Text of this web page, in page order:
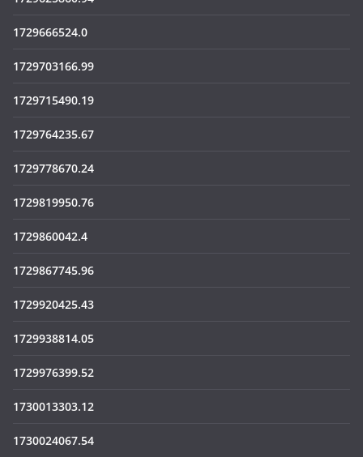
1729666524.0
1729703166.99
1729715490.19
1729764235.67
1729778670.24
1729819950.76
1729860042.4
1729867745.96
1729920425.43
1729938814.05
1729976399.52
1730013303.12
1730024067.54